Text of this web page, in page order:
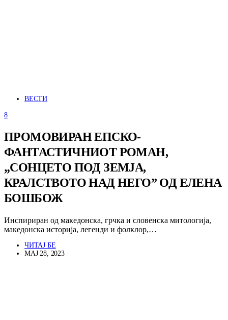
ВЕСТИ
8
ПРОМОВИРАН ЕПСКО-
ФАНТАСТИЧНИОТ РОМАН,
„СОНЦЕТО ПОД ЗЕМЈА,
КРАЛСТВОТО НАД НЕГО” ОД ЕЛЕНА
БОШБОЖ
Инспириран од македонска, грчка и словенска митологија,
македонска историја, легенди и фолклор,…
ЧИТАЈ БЕ
МАЈ 28, 2023